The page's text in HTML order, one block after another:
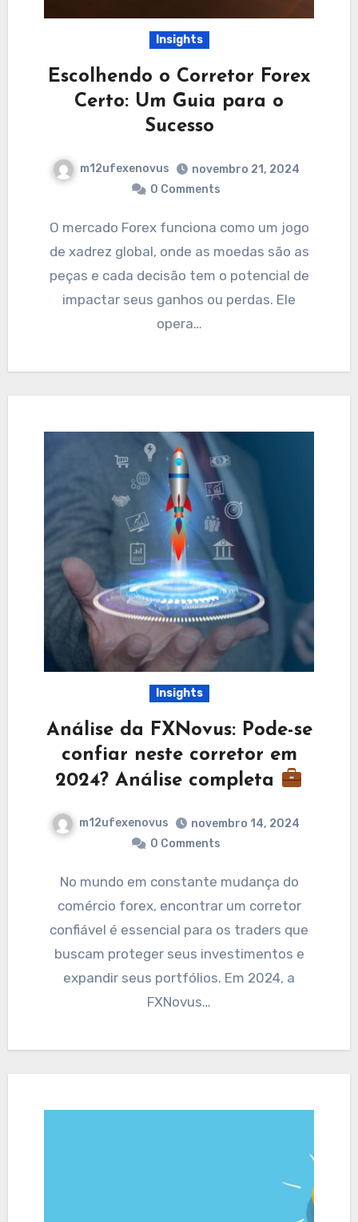
Insights
Escolhendo o Corretor Forex
Certo: Um Guia para o
Sucesso
m12ufexenovus
novembro 21, 2024
0 Comments
O mercado Forex funciona como um jogo
de xadrez global, onde as moedas são as
peças e cada decisão tem o potencial de
impactar seus ganhos ou perdas. Ele
opera…
Insights
Análise da FXNovus: Pode-se
confiar neste corretor em
2024? Análise completa
m12ufexenovus
novembro 14, 2024
0 Comments
No mundo em constante mudança do
comércio forex, encontrar um corretor
confiável é essencial para os traders que
buscam proteger seus investimentos e
expandir seus portfólios. Em 2024, a
FXNovus…